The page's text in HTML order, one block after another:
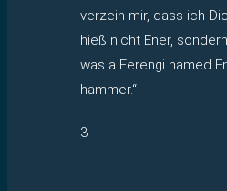
verzeih mir, dass ich
hieß nicht Ener,
was a Ferengi named
hammer.“
3